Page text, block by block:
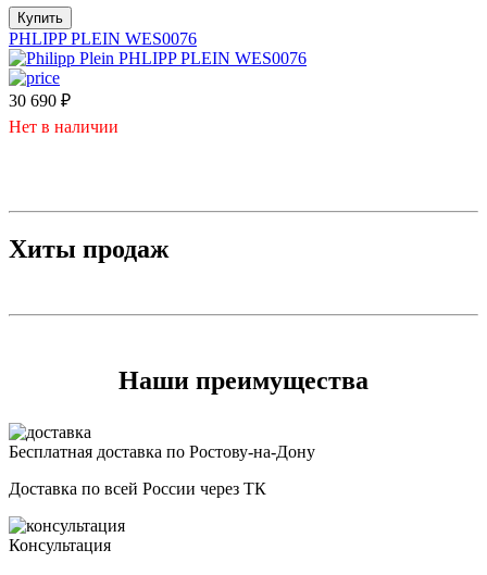
Купить
PHLIPP PLEIN WES0076
30 690 ₽
Нет в наличии
Хиты продаж
Наши преимущества
Бесплатная доставка по Ростову-на-Дону
Доставка по всей России через ТК
Консультация